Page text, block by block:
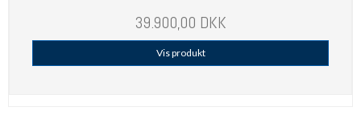
39.900,00 DKK
Vis produkt